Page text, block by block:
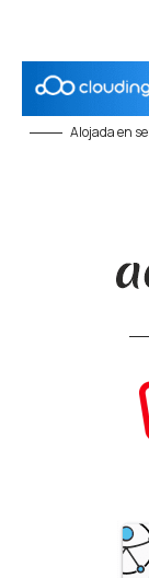
Alojada en